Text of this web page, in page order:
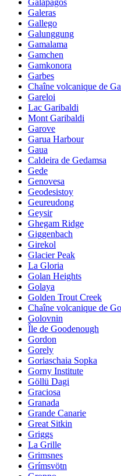
Galeras
Gallego
Galunggung
Gamalama
Gamchen
Gamkonora
Garbes
Chaîne volcanique de
Gareloi
Lac Garibaldi
Mont Garibaldi
Garove
Garua Harbour
Gaua
Caldeira de Gedamsa
Gede
Genovesa
Geodesistoy
Geureudong
Geysir
Ghegam Ridge
Giggenbach
Girekol
Glacier Peak
La Gloria
Golan Heights
Golaya
Golden Trout Creek
Chaîne volcanique de
Golovnin
Île de Goodenough
Gordon
Gorely
Goriaschaia Sopka
Gorny Institute
Göllü Dagi
Graciosa
Granada
Grande Canarie
Great Sitkin
Griggs
La Grille
Grimsnes
Grímsvötn